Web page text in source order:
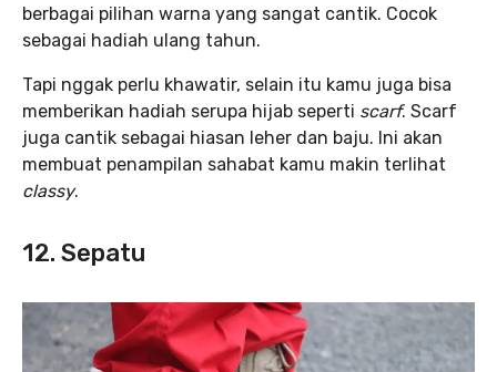
berbagai pilihan warna yang sangat cantik. Cocok
sebagai hadiah ulang tahun.
Tapi nggak perlu khawatir, selain itu kamu juga bisa
memberikan hadiah serupa hijab seperti scarf. Scarf
juga cantik sebagai hiasan leher dan baju. Ini akan
membuat penampilan sahabat kamu makin terlihat
classy.
12. Sepatu